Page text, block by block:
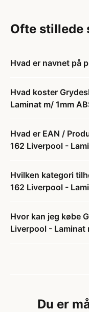
Ofte stillede
Hvad er navnet på
Hvad koster
Laminat m/ 1mm
Hvad er EAN /
162 Liverpool -
Hvilken kategori
162 Liverpool -
Hvor kan jeg købe
Liverpool - Laminat
Du er